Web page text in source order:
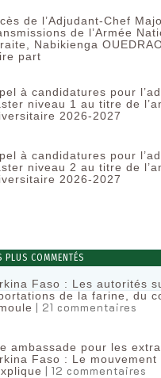
de l’Adjudant-Chef
de l’Armée
Nabikienga
part
à candidatures pour
niveau 1 au titre de
2026-2027
à candidatures pour
niveau 2 au titre de
2026-2027
PLUS COMMENTÉS
Faso : Les autorités
de la farine, du
| 21 commentaires
ambassade pour les
Faso : Le mouvement
| 12 commentaires